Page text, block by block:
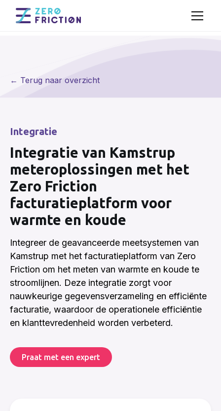
← Terug naar overzicht
Integratie
Integratie van Kamstrup
meteroplossingen met het
Zero Friction
facturatieplatform voor
warmte en koude
Integreer de geavanceerde meetsystemen van
Kamstrup met het facturatieplatform van Zero
Friction om het meten van warmte en koude te
stroomlijnen. Deze integratie zorgt voor
nauwkeurige gegevensverzameling en efficiënte
facturatie, waardoor de operationele efficiëntie
en klanttevredenheid worden verbeterd.
Praat met een expert